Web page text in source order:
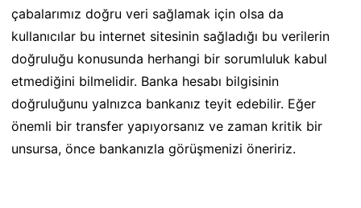
çabalarımız doğru veri sağlamak için olsa da
kullanıcılar bu internet sitesinin sağladığı bu verilerin
doğruluğu konusunda herhangi bir sorumluluk kabul
etmediğini bilmelidir. Banka hesabı bilgisinin
doğruluğunu yalnızca bankanız teyit edebilir. Eğer
önemli bir transfer yapıyorsanız ve zaman kritik bir
unsursa, önce bankanızla görüşmenizi öneririz.